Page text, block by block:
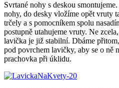
Svrtané nohy s deskou
nohy, do desky vložíme opět vruty
trčely a s pomocníkem spolu
postupně utahujeme vruty. Ne
lavička je již stabilní. Dbáme
pod povrchem lavičky, aby se o ně
prachovka při úklidu.